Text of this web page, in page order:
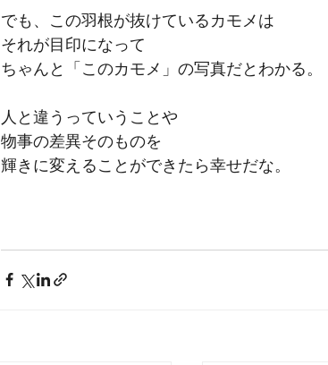
でも、この羽根が抜けているカモメは
それが目印になって
ちゃんと「このカモメ」の写真だとわかる。
人と違うっていうことや
物事の差異そのものを
輝きに変えることができたら幸せだな。